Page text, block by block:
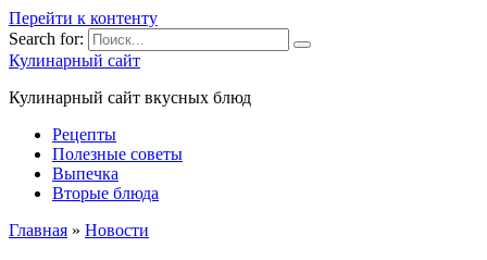
Перейти к контенту
Search for:
Кулинарный сайт
Кулинарный сайт вкусных блюд
Рецепты
Полезные советы
Выпечка
Вторые блюда
Главная » Новости